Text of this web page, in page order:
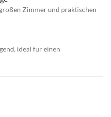
Zimmer und praktischen
ideal für einen